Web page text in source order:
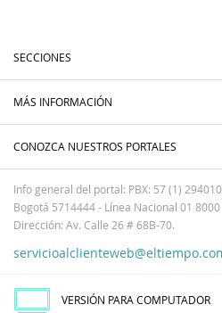
SECCIONES
MÁS INFORMACIÓN
CONOZCA NUESTROS PORTALES
Info general del portal: PBX: 57 (1)
Bogotá 5714444 - Línea Nacional 01
Dirección: Av. Calle 26 # 68B-70.
VERSIÓN PARA COMPUTADOR